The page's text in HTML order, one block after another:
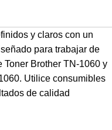
y claros con un
para trabajar de
Toner Brother TN-1060 y
Utilice consumibles
de calidad